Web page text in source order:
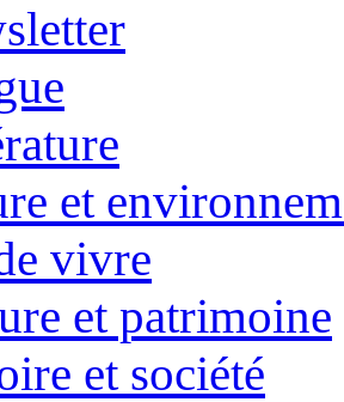
et
vivre
et patrimoine
et société